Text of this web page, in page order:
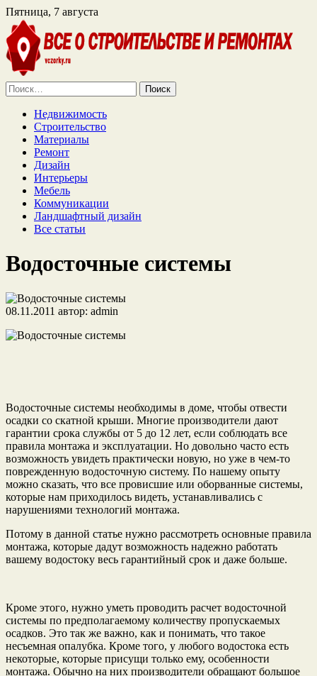
Пятница, 7 августа
Найти:
Недвижимость
Строительство
Материалы
Ремонт
Дизайн
Интерьеры
Мебель
Коммуникации
Ландшафтный дизайн
Все статьи
Водосточные системы
08.11.2011 автор: admin
Водосточные системы необходимы в доме, чтобы отвести
осадки со скатной крыши. Многие производители дают
гарантии срока службы от 5 до 12 лет, если соблюдать все
правила монтажа и эксплуатации. Но довольно часто есть
возможность увидеть практически новую, но уже в чем-то
поврежденную водосточную систему. По нашему опыту
можно сказать, что все провисшие или оборванные системы,
которые нам приходилось видеть, устанавливались с
нарушениями технологий монтажа.
Потому в данной статье нужно рассмотреть основные правила
монтажа, которые дадут возможность надежно работать
вашему водостоку весь гарантийный срок и даже больше.
Кроме этого, нужно уметь проводить расчет водосточной
системы по предполагаемому количеству пропускаемых
осадков. Это так же важно, как и понимать, что такое
несъемная опалубка. Кроме того, у любого водостока есть
некоторые, которые присущи только ему, особенности
монтажа. Обычно на них производители обращают большое